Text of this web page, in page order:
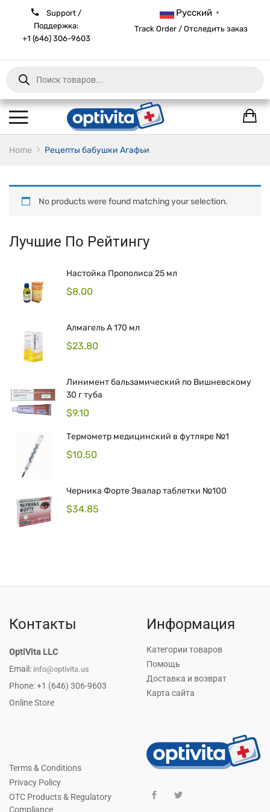
Support /
Поддержка:
+1 (646) 306-9603
Русский ▼
Track Order / Отследить заказ
Products
search
Home Рецепты бабушки Агафьи
No products were found matching your selection.
Лучшие По Рейтингу
Настойка Прополиса 25 мл
$8.00
Алмагель А 170 мл
$23.80
Линимент бальзамический по Вишневскому
30 г туба
$9.10
Термометр медицинский в футляре №1
$10.50
Черника Форте Эвалар таблетки №100
$34.85
Контакты
OptiVita LLC
Email: info@optivita.us
Phone: +1 (646) 306-9603
Online Store
Информация
Категории товаров
Помощь
Доставка и возврат
Карта сайта
Terms & Conditions
Privacy Policy
OTC Products & Regulatory
Compliance